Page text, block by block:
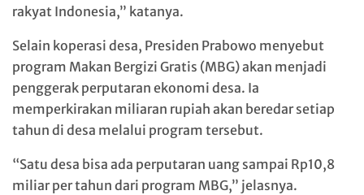
rakyat Indonesia,” katanya.
Selain koperasi desa, Presiden Prabowo menyebut
program Makan Bergizi Gratis (MBG) akan menjadi
penggerak perputaran ekonomi desa. Ia
memperkirakan miliaran rupiah akan beredar setiap
tahun di desa melalui program tersebut.
“Satu desa bisa ada perputaran uang sampai Rp10,8
miliar per tahun dari program MBG,” jelasnya.